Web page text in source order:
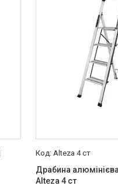
Alteza 4 ст
Драбина
Alteza 4 ст